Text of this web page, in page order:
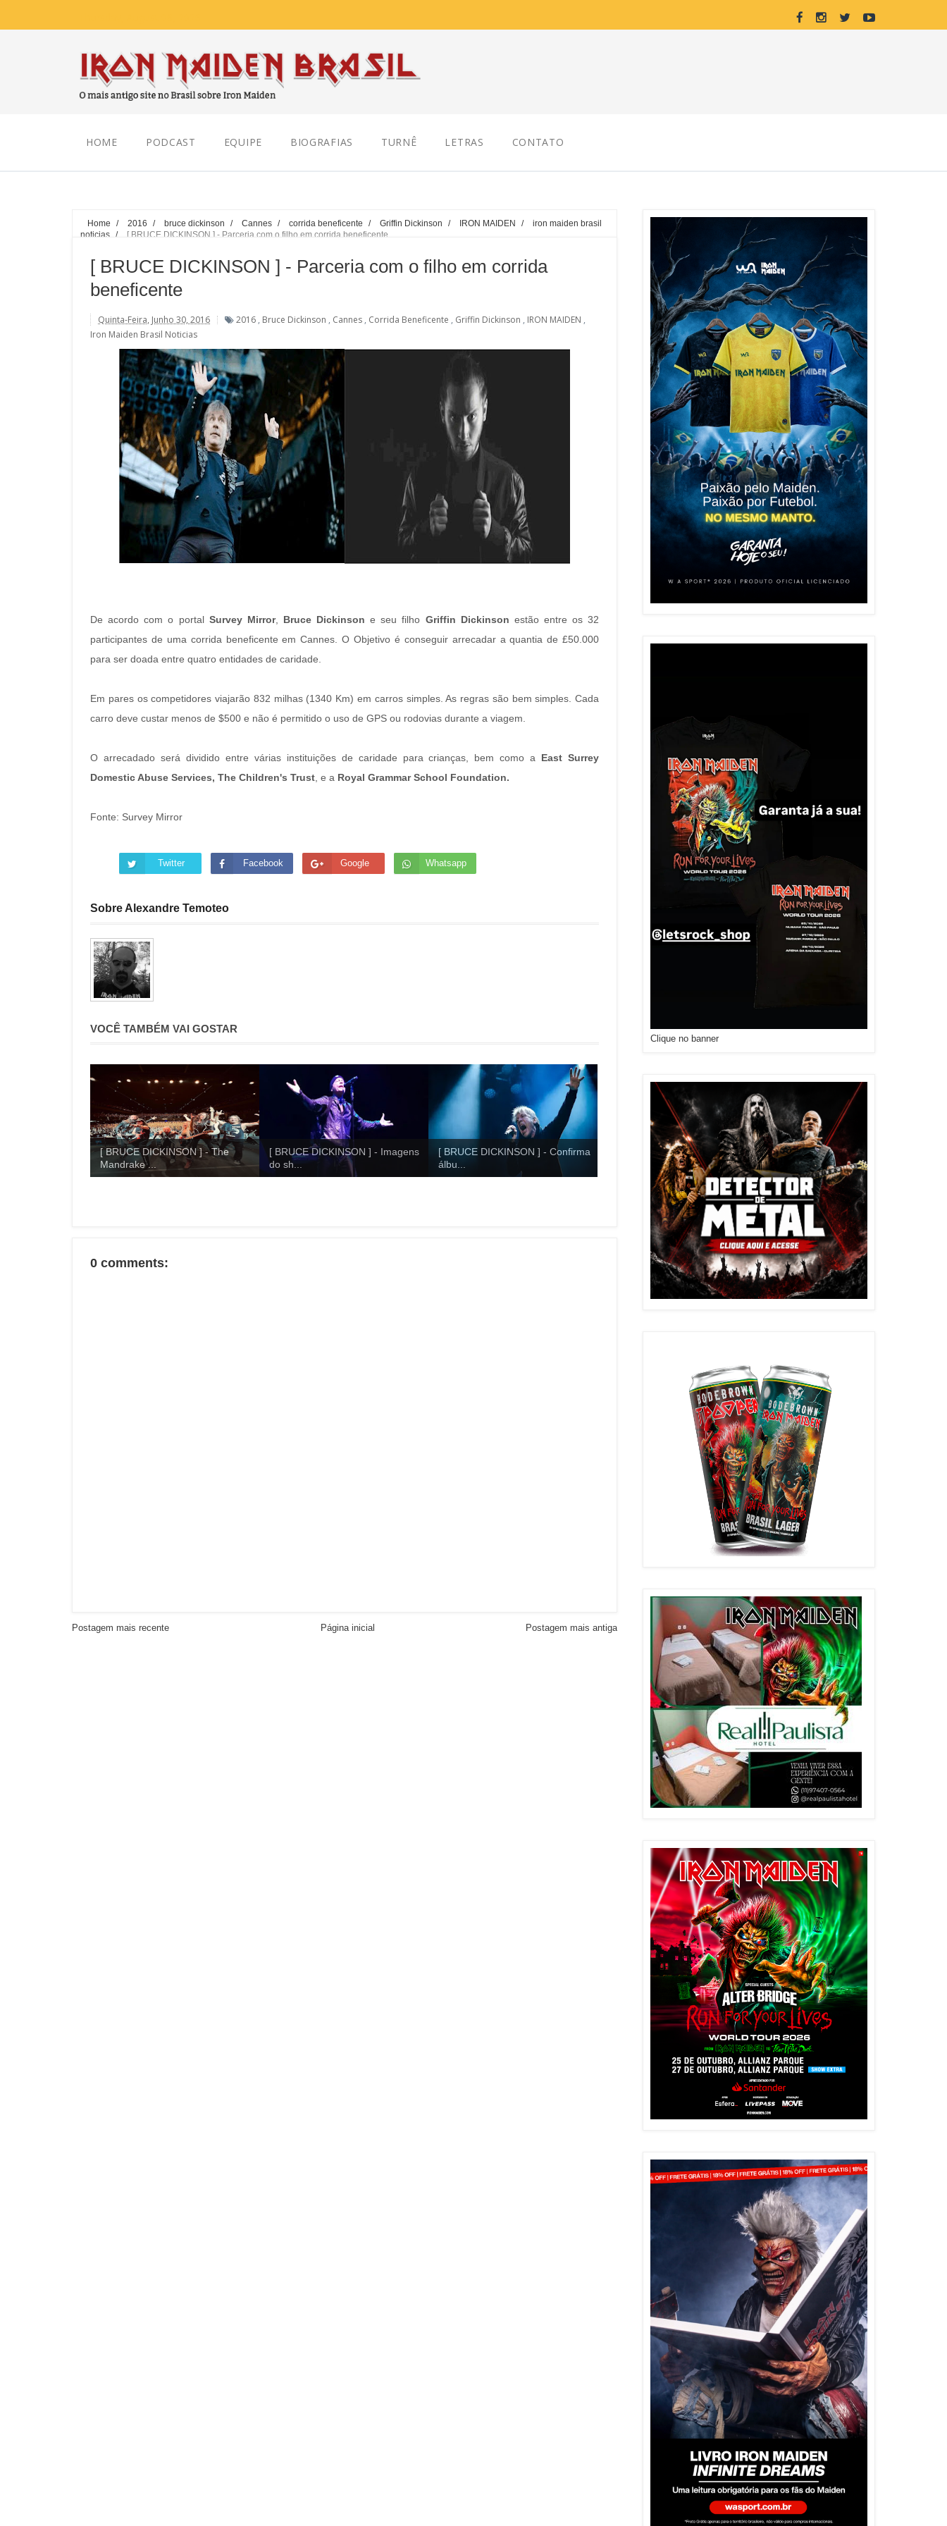
HOME PODCAST EQUIPE BIOGRAFIAS TURNÊ LETRAS CONTATO
Home / 2016 / bruce dickinson / Cannes / corrida beneficente / Griffin Dickinson / IRON MAIDEN /
iron maiden brasil
noticias
/ [ BRUCE DICKINSON ] - Parceria com o filho em corrida beneficente
[ BRUCE DICKINSON ] - Parceria com o filho em corrida
beneficente
Quinta-Feira, Junho 30, 2016 2016 , Bruce Dickinson , Cannes , Corrida Beneficente , Griffin Dickinson , IRON MAIDEN ,
Iron Maiden Brasil Noticias
De acordo com o portal Survey Mirror, Bruce Dickinson e seu filho Griffin Dickinson estão entre os 32
participantes de uma corrida beneficente em Cannes. O Objetivo é conseguir arrecadar a quantia de £50.000
para ser doada entre quatro entidades de caridade.
Em pares os competidores viajarão 832 milhas (1340 Km) em carros simples. As regras são bem simples. Cada
carro deve custar menos de $500 e não é permitido o uso de GPS ou rodovias durante a viagem.
O arrecadado será dividido entre várias instituições de caridade para crianças, bem como a East Surrey
Domestic Abuse Services, The Children's Trust , e a Royal Grammar School Foundation.
Fonte: Survey Mirror
Twitter Facebook Google Whatsapp
Sobre Alexandre Temoteo
VOCÊ TAMBÉM VAI GOSTAR
[ BRUCE DICKINSON ] - The
Mandrake ...
[ BRUCE DICKINSON ] - Imagens
do sh...
[ BRUCE DICKINSON ] - Confirma
álbu...
0 comments:
Postagem mais recente Postagem mais antiga
Página inicial
Clique no banner